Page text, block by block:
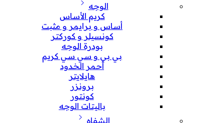
الوجه
كريم الأساس
أساس و برايمر و مثبت
كونسيلر و كوركتر
بودرة الوجه
بي بي و سي سي كريم
أحمر الخدود
هايلايتر
برونزر
كونتور
باليتات الوجه
الشفاه